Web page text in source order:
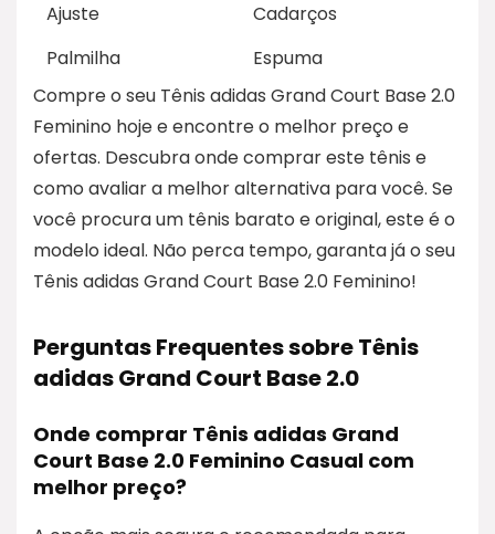
Ajuste
Cadarços
Palmilha
Espuma
Compre o seu Tênis adidas Grand Court Base 2.0
Feminino hoje e encontre o melhor preço e
ofertas. Descubra onde comprar este tênis e
como avaliar a melhor alternativa para você. Se
você procura um tênis barato e original, este é o
modelo ideal. Não perca tempo, garanta já o seu
Tênis adidas Grand Court Base 2.0 Feminino!
Perguntas Frequentes sobre Tênis
adidas Grand Court Base 2.0
Onde comprar Tênis adidas Grand
Court Base 2.0 Feminino Casual com
melhor preço?